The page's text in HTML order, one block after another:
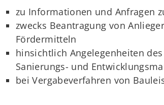
zu Informationen und Anfragen
zwecks Beantragung von
Fördermitteln
hinsichtlich Angelegenheiten
Sanierungs- und
bei Vergabeverfahren von